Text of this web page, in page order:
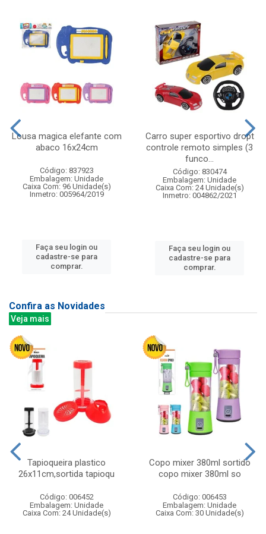
Lousa magica elefante com
abaco 16x24cm
Código: 837923
Embalagem: Unidade
Caixa Com: 96 Unidade(s)
Inmetro: 005964/2019
Faça seu login ou
cadastre-se para
comprar.
Carro super esportivo dropt
controle remoto simples (3
funco...
Código: 830474
Embalagem: Unidade
Caixa Com: 24 Unidade(s)
Inmetro: 004862/2021
Faça seu login ou
cadastre-se para
comprar.
Confira as Novidades
Veja mais
Tapioqueira plastico
26x11cm,sortida tapioqu
Código: 006452
Embalagem: Unidade
Caixa Com: 24 Unidade(s)
Copo mixer 380ml sortido
copo mixer 380ml so
Código: 006453
Embalagem: Unidade
Caixa Com: 30 Unidade(s)